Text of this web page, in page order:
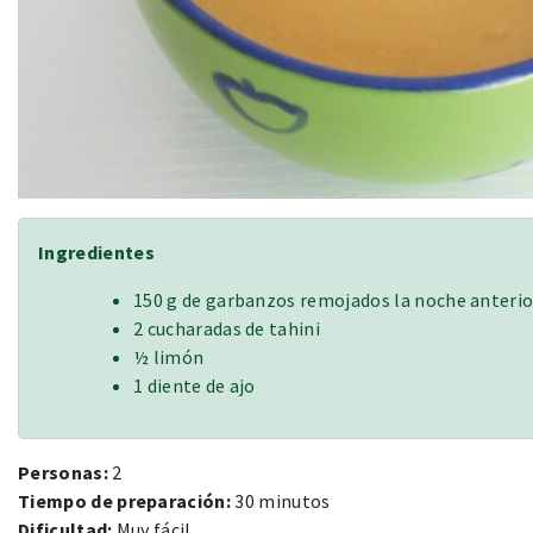
Ingredientes
150 g de garbanzos remojados la noche
2 cucharadas de tahini
½ limón
1 diente de ajo
Personas: 2
Tiempo de preparación:30 minutos